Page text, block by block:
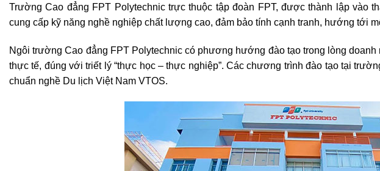
Trường Cao đẳng FPT Polytechnic trực thuộc tập đoàn FPT, được thành lập vào
cung cấp kỹ năng nghề nghiệp chất lượng cao, đảm bảo tính cạnh tranh, hướng tới
Ngôi trường Cao đẳng FPT Polytechnic có phương hướng đào tạo trong lòng
thực tế, đúng với triết lý “thực học – thực nghiệp”. Các chương trình đào tạo tại
chuẩn nghề Du lịch Việt Nam VTOS.